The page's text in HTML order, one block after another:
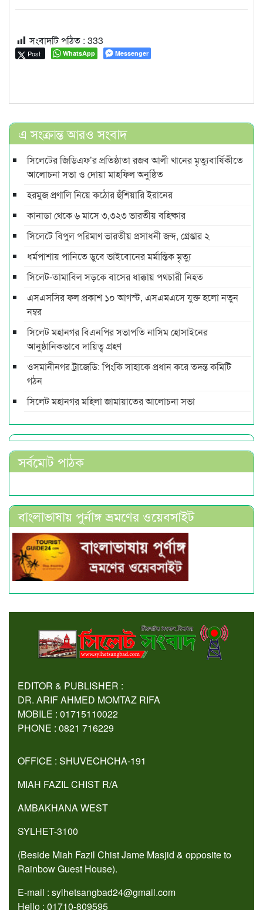
সংবাদটি পঠিত : 333
Post WhatsApp Messenger
এ সংক্রান্ত আরও সংবাদ
সিলেটের জিডিএফ’র প্রতিষ্ঠাতা রজব আলী খানের মৃত্যুবার্ষিকীতে
আলোচনা সভা ও দোয়া মাহফিল অনুষ্ঠিত
হরমুজ প্রণালি নিয়ে কঠোর হুঁশিয়ারি ইরানের
কানাডা থেকে ৬ মাসে ৩,৩২৩ ভারতীয় বহিষ্কার
সিলেটে বিপুল পরিমাণ ভারতীয় প্রসাধনী জব্দ, গ্রেপ্তার ২
ধর্মপাশায় পানিতে ডুবে ভাইবোনের মর্মান্তিক মৃত্যু
সিলেট-তামাবিল সড়কে বাসের ধাক্কায় পথচারী নিহত
এসএসসির ফল প্রকাশ ১০ আগস্ট, এসএমএসে যুক্ত হলো নতুন
নম্বর
সিলেট মহানগর বিএনপির সভাপতি নাসিম হোসাইনের
আনুষ্ঠানিকভাবে দায়িত্ব গ্রহণ
ওসমানীনগর ট্রাজেডি: পিংকি সাহাকে প্রধান করে তদন্ত কমিটি
গঠন
সিলেট মহানগর মহিলা জামায়াতের আলোচনা সভা
সর্বমোট পাঠক
বাংলাভাষায় পুর্নাঙ্গ ভ্রমণের ওয়েবসাইট
EDITOR & PUBLISHER :
DR. ARIF AHMED MOMTAZ RIFA
MOBILE : 01715110022
PHONE : 0821 716229
OFFICE : SHUVECHCHA-191
MIAH FAZIL CHIST R/A
AMBAKHANA WEST
SYLHET-3100
(Beside Miah Fazil Chist Jame Masjid & opposite to
Rainbow Guest House).
E-mail : sylhetsangbad24@gmail.com
Hello : 01710-809595